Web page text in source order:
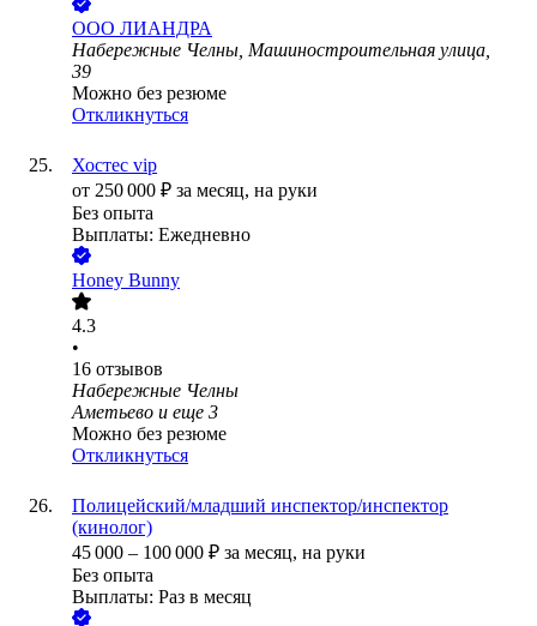
ООО ЛИАНДРА
Набережные Челны, Машиностроительная улица,
39
Можно без резюме
Откликнуться
Хостес vip
от 250 000 ₽ за месяц, на руки
Без опыта
Выплаты: Ежедневно
Honey Bunny
4.3
•
16 отзывов
Набережные Челны
Аметьево и еще 3
Можно без резюме
Откликнуться
Полицейский/младший инспектор/инспектор
(кинолог)
45 000 – 100 000 ₽ за месяц, на руки
Без опыта
Выплаты: Раз в месяц